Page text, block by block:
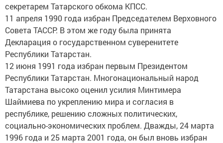
секретарем Татарского обкома КПСС.
11 апреля 1990 года избран Председателем Верховного
Совета ТАССР. В этом же году была принята
Декларация о государственном суверенитете
Республики Татарстан.
12 июня 1991 года избран первым Президентом
Республики Татарстан. Многонациональный народ
Татарстана высоко оценил усилия Минтимера
Шаймиева по укреплению мира и согласия в
республике, решению сложных политических,
социально-экономических проблем. Дважды, 24 марта
1996 года и 25 марта 2001 года, он был вновь избран